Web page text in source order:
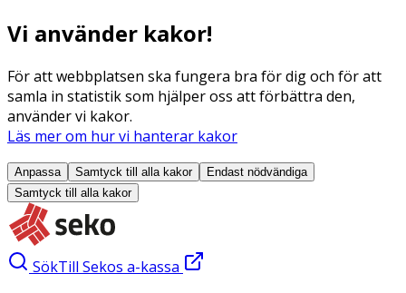
Vi använder kakor!
För att webbplatsen ska fungera bra för dig och för att
samla in statistik som hjälper oss att förbättra den,
använder vi kakor.
Läs mer om hur vi hanterar kakor
Anpassa Samtyck till alla kakor
Endast nödvändiga
Samtyck till alla kakor
SökTill Sekos a-kassa